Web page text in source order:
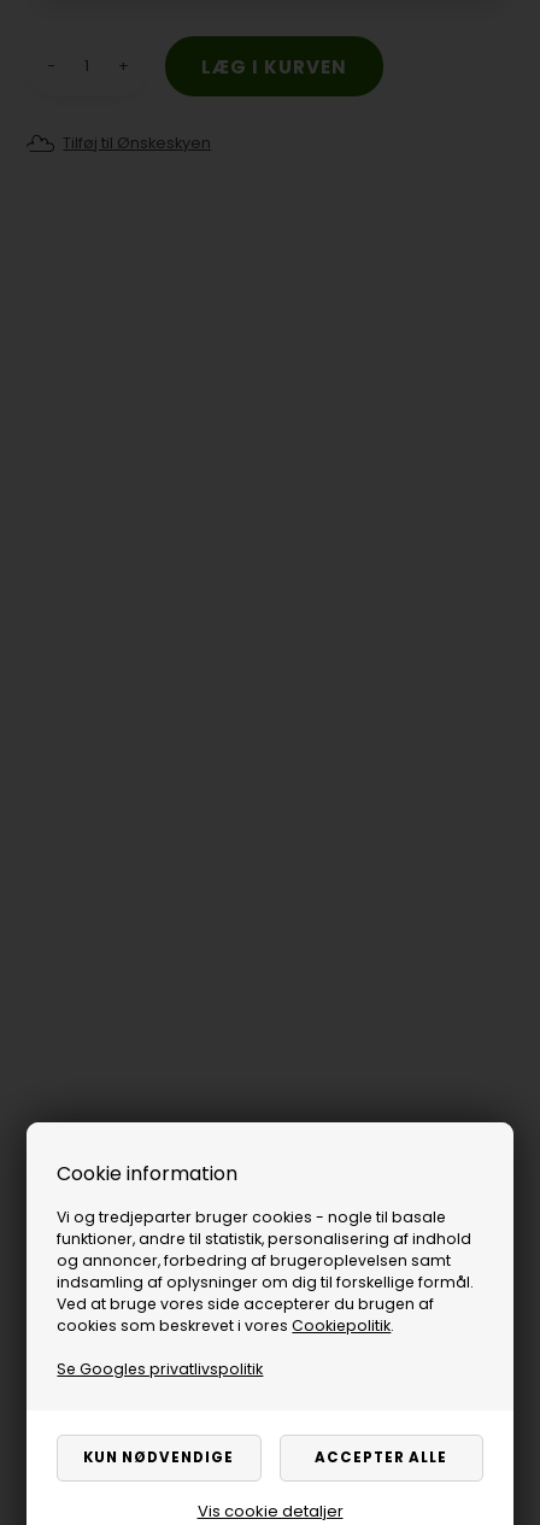
Cookie information
Vi og tredjeparter bruger cookies - nogle til basale
funktioner, andre til statistik, personalisering af indhold
og annoncer, forbedring af brugeroplevelsen samt
indsamling af oplysninger om dig til forskellige formål.
Ved at bruge vores side accepterer du brugen af
cookies som beskrevet i voresCookiepolitik.
Se Googles privatlivspolitik
Vis cookie detaljer
- +
Tilføj til Ønskeskyen